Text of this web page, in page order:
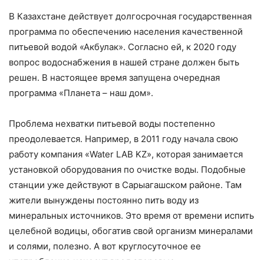
В Казахстане действует долгосрочная государственная
программа по обеспечению населения качественной
питьевой водой «Акбулак». Согласно ей, к 2020 году
вопрос водоснабжения в нашей стране должен быть
решен. В настоящее время запущена очередная
программа «Планета – наш дом».
Проблема нехватки питьевой воды постепенно
преодолевается. Например, в 2011 году начала свою
работу компания «Water LAB KZ», которая занимается
установкой оборудования по очистке воды. Подобные
станции уже действуют в Сарыагашском районе. Там
жители вынуждены постоянно пить воду из
минеральных источников. Это время от времени испить
целебной водицы, обогатив свой организм минералами
и солями, полезно. А вот круглосуточное ее